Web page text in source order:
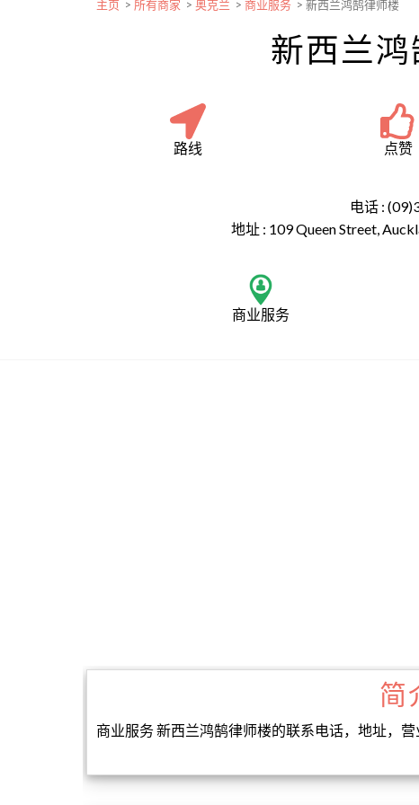
主页 > 所有商家 > 奥克兰 > 商业服务 > 新西兰鸿鹄律师楼
新西兰
路线 点赞
电话 :
地址 : 109 Queen Street,
商业服务
简
商业服务 新西兰鸿鹄律师楼的联系电话，地址，